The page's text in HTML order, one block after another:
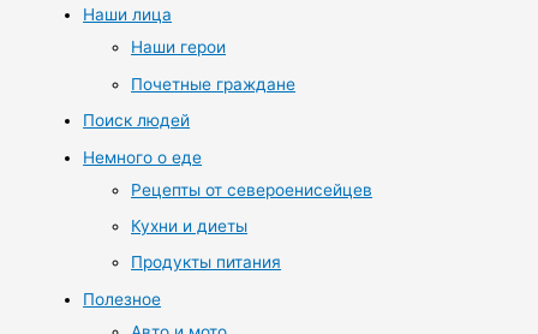
Наши лица
Наши герои
Почетные граждане
Поиск людей
Немного о еде
Рецепты от североенисейцев
Кухни и диеты
Продукты питания
Полезное